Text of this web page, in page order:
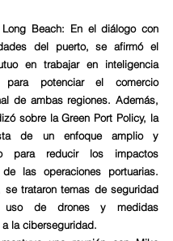
Long Beach: En el diálogo con
del puerto, se afirmó el
en trabajar en inteligencia
para potenciar el comercio
de ambas regiones. Además,
sobre la Green Port Policy, la
de un enfoque amplio y
para reducir los impactos
de las operaciones portuarias.
se trataron temas de seguridad
de drones y medidas
la ciberseguridad.